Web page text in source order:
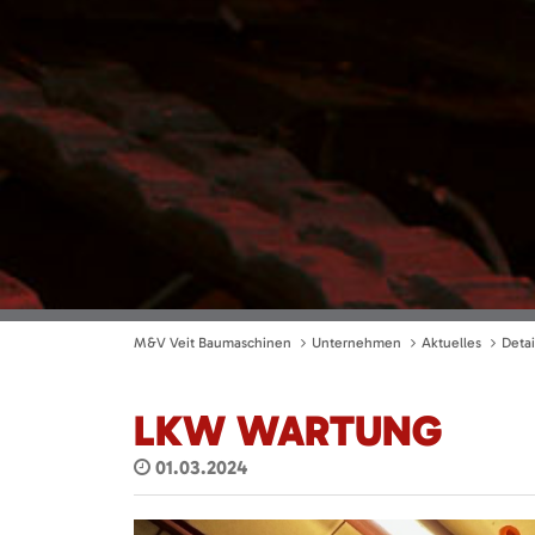
M&V Veit Baumaschinen Unternehmen Aktuelles
LKW WARTUNG
01.03.2024